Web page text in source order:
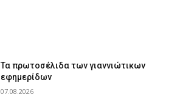
Τα πρωτοσέλιδα των γιαννιώτικων
εφημερίδων
07.08.2026